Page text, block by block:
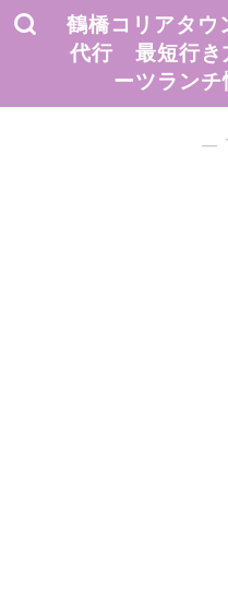
鶴橋コリアタウ
代行 最短行き
ーツラン
―